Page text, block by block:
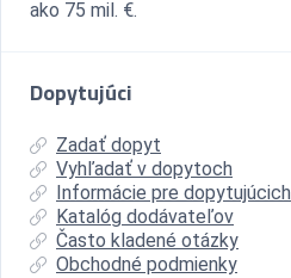
ako 75 mil. €.
Dopytujúci
Zadať dopyt
Vyhľadať v dopytoch
Informácie pre dopytujúcich
Katalóg dodávateľov
Často kladené otázky
Obchodné podmienky